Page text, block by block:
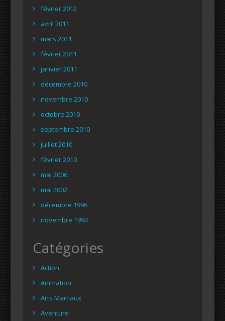
février 2012
avril 2011
mars 2011
février 2011
janvier 2011
décembre 2010
novembre 2010
octobre 2010
septembre 2010
juillet 2010
février 2010
mai 2006
mai 2002
décembre 1996
novembre 1994
Catégories
Action
Animation
Arts Martiaux
Aventure